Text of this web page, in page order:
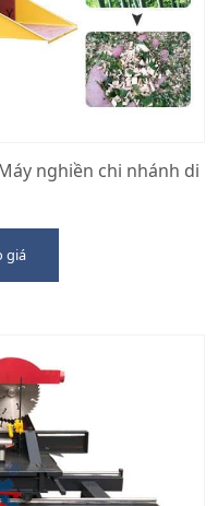
nghiền chi nhánh di
giá